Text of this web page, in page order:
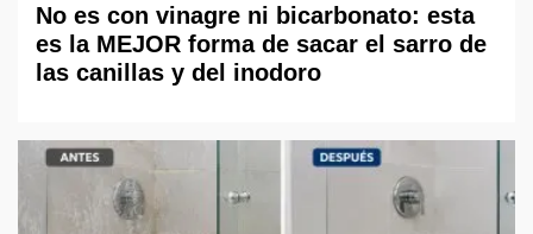
No es con vinagre ni bicarbonato: esta
es la MEJOR forma de sacar el sarro de
las canillas y del inodoro